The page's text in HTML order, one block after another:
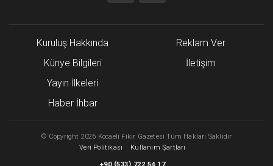
Kuruluş Hakkında
Künye Bilgileri
Yayın İlkeleri
Haber İhbar
Reklam Ver
İletişim
© Copyright 2026 Kocaeli Fikir Gazetesi Tüm Hakları Saklıdır
Veri Politikası
Kullanım Şartları
( )